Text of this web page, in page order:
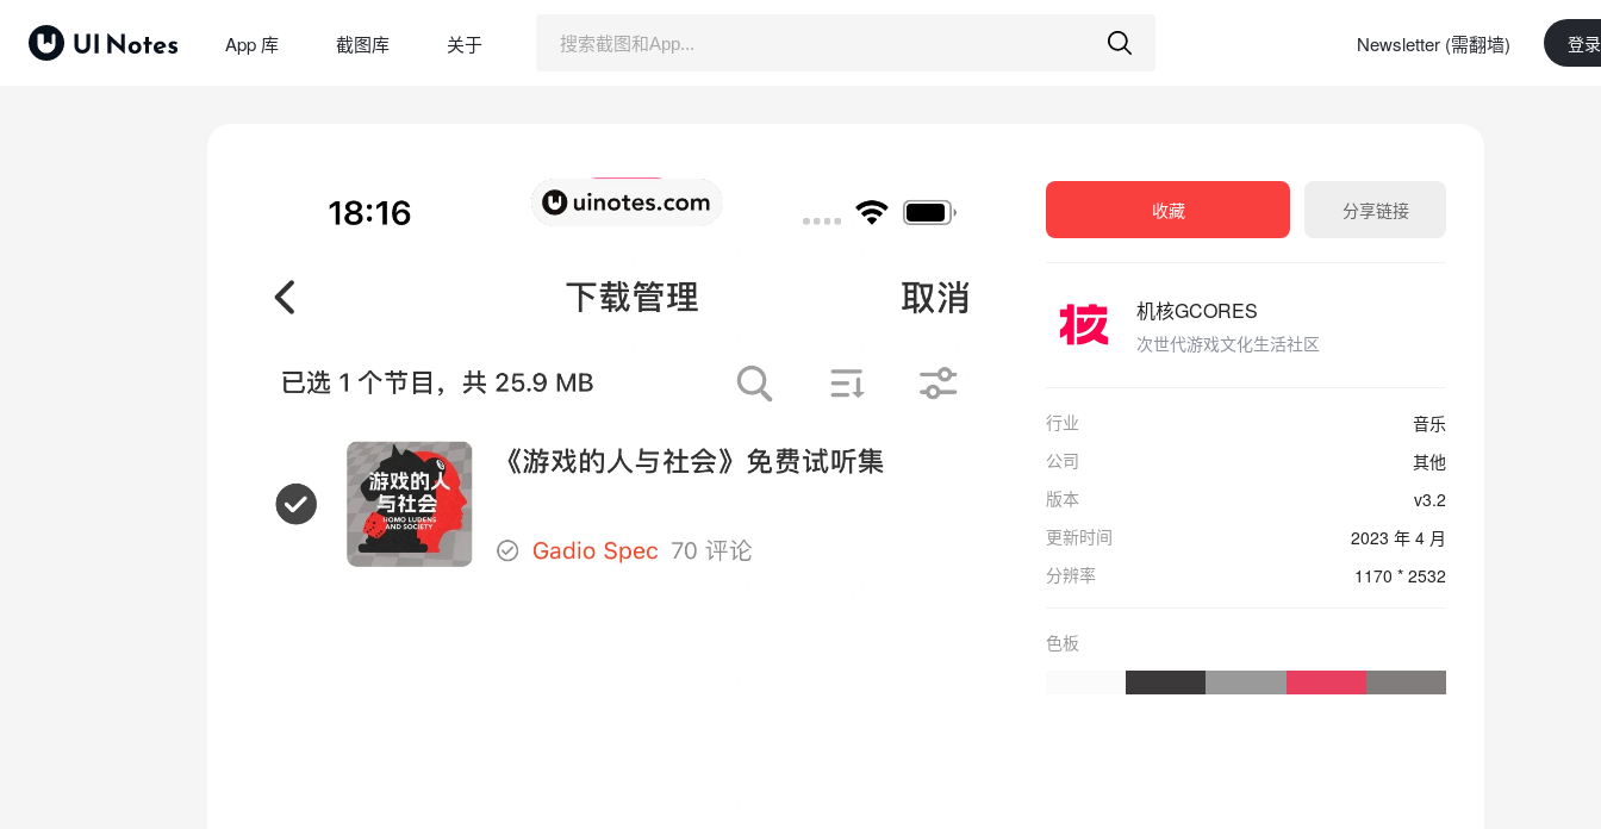
App 库 截图库 关于 Newsletter (需翻墙) 登
收藏 分享链接
机核GCORES
次世代游戏文化生活社区
行业
音乐
公司
其他
版本
v3.2
更新时间
2023 年 4 月
分辨率
1170 * 2532
色板